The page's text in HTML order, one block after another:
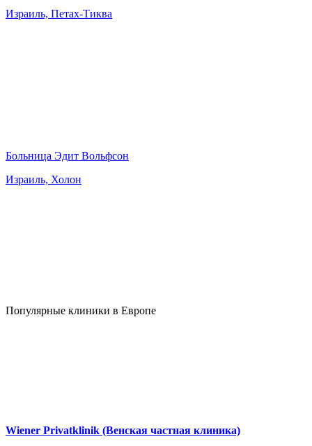
Израиль, Петах-Тиква
Больница Эдит Вольфсон
Израиль, Холон
Популярные клиники в Европе
Wiener Privatklinik (Венская частная клиника)